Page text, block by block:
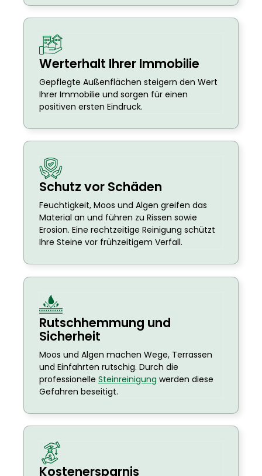
Werterhalt Ihrer Immobilie
Gepflegte Außenflächen steigern den Wert
Ihrer Immobilie und sorgen für einen
positiven ersten Eindruck.
Schutz vor Schäden
Feuchtigkeit, Moos und Algen greifen das
Material an und führen zu Rissen sowie
Erosion. Eine rechtzeitige Reinigung schützt
Ihre Steine vor frühzeitigem Verfall.
Rutschhemmung und
Sicherheit
Moos und Algen machen Wege, Terrassen
und Einfahrten rutschig. Durch die
professionelle Steinreinigung werden diese
Gefahren beseitigt.
Kostenersparnis